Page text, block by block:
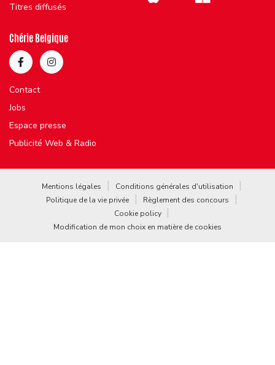
Titres diffusés
Chérie Belgique
Contact
Jobs
Espace presse
Publicité Web & Radio
Mentions légales
Conditions générales d'utilisation
Politique de la vie privée
Règlement des concours
Cookie policy
Modification de mon choix en matière de cookies